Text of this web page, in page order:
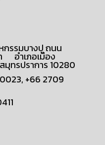
รรมบางปู ถนน
อำเภอเมือง
มุทรปราการ 10280
+66 2709